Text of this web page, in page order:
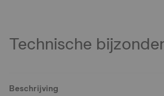
Technische
Beschrijving